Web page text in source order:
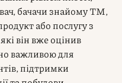
бачачи знайому ТМ,
або послугу з
він вже оцінив
важливою для
підтримки